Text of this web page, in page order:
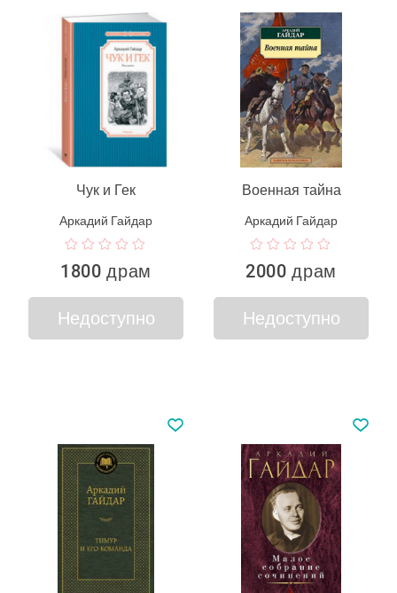
Чук и Гек
Аркадий Гайдар
1800 драм
Недоступно
Военная тайна
Аркадий Гайдар
2000 драм
Недоступно